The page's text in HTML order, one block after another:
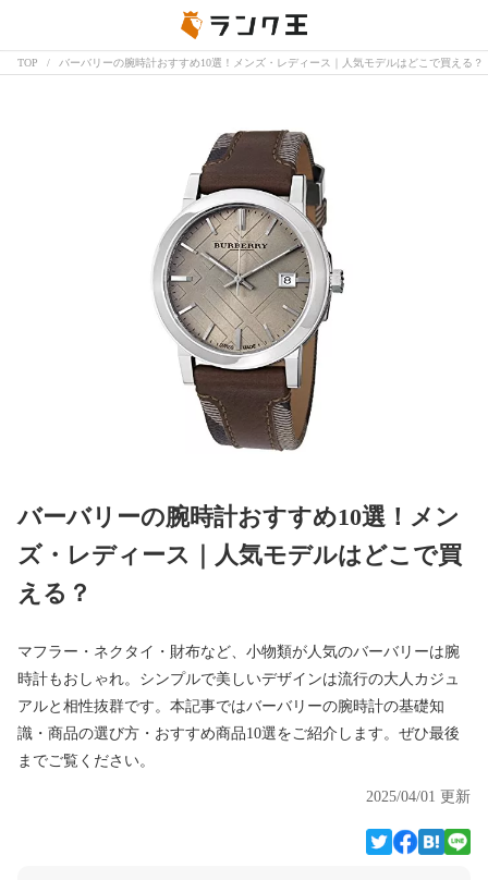
TOP バーバリーの腕時計おすすめ10選！メンズ・レディース｜人気モデルはどこで買える？
バーバリーの腕時計おすすめ10選！メン
ズ・レディース｜人気モデルはどこで買
える？
マフラー・ネクタイ・財布など、小物類が人気のバーバリーは腕
時計もおしゃれ。シンプルで美しいデザインは流行の大人カジュ
アルと相性抜群です。本記事ではバーバリーの腕時計の基礎知
識・商品の選び方・おすすめ商品10選をご紹介します。ぜひ最後
までご覧ください。
2025/04/01 更新